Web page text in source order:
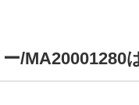
/MA20001280